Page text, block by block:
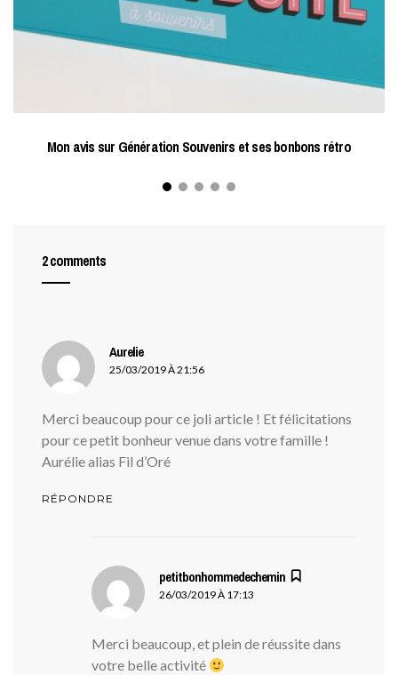
Mon avis sur Génération Souvenirs et ses bonbons rétro
2 comments
Aureliedit :
25/03/2019 À 21:56
Merci beaucoup pour ce joli article ! Et félicitations
pour ce petit bonheur venue dans votre famille !
Aurélie alias Fil d’Oré
RÉPONDRE
petitbonhommedechemin
26/03/2019 À 17:13
Merci beaucoup, et plein de réussite dans
votre belle activité